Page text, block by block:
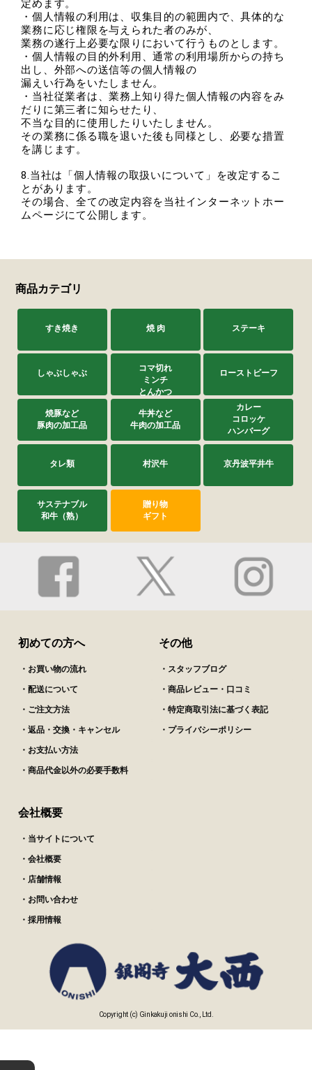
定めます。
・個人情報の利用は、収集目的の範囲内で、具体的な
業務に応じ権限を与えられた者のみが、
業務の遂行上必要な限りにおいて行うものとします。
・個人情報の目的外利用、通常の利用場所からの持ち
出し、外部への送信等の個人情報の
漏えい行為をいたしません。
・当社従業者は、業務上知り得た個人情報の内容をみ
だりに第三者に知らせたり、
不当な目的に使用したりいたしません。
その業務に係る職を退いた後も同様とし、必要な措置
を講じます。
8.当社は「個人情報の取扱いについて」を改定するこ
とがあります。
その場合、全ての改定内容を当社インターネットホー
ムページにて公開します。
商品カテゴリ
すき焼き 焼 肉 ステーキ
しゃぶしゃぶ
コマ切れ
ミンチ
とんかつ
ローストビーフ
焼豚など
豚肉の加工品
牛丼など
牛肉の加工品
カレー
コロッケ
ハンバーグ
タレ類 村沢牛 京丹波平井牛
サステナブル
和牛（熟）
贈り物
ギフト
初めての方へ
・お買い物の流れ
・配送について
・ご注文方法
・返品・交換・キャンセル
・お支払い方法
・商品代金以外の必要手数料
その他
・スタッフブログ
・商品レビュー・口コミ
・特定商取引法に基づく表記
・プライバシーポリシー
会社概要
・当サイトについて
・会社概要
・店舗情報
・お問い合わせ
・採用情報
Copyright (c) Ginkakuji onishi Co., Ltd.